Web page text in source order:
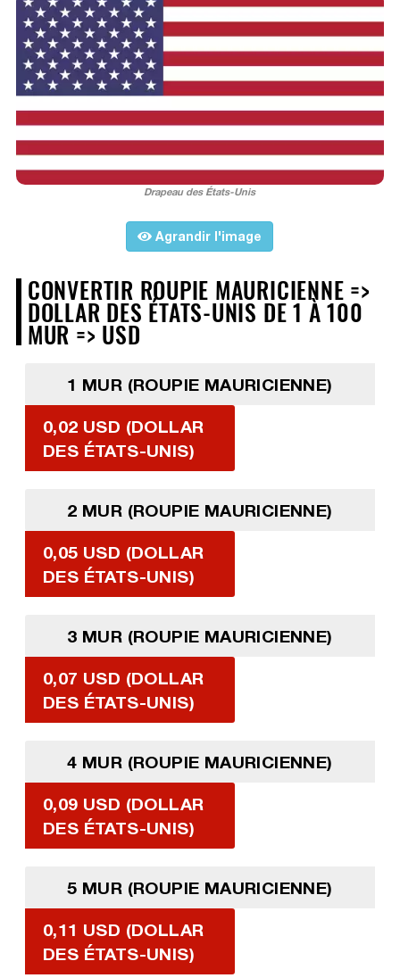
Drapeau des États-Unis
Agrandir l'image
CONVERTIR ROUPIE MAURICIENNE =>
DOLLAR DES ÉTATS-UNIS DE 1 À 100
MUR => USD
1 MUR (ROUPIE MAURICIENNE)
0,02 USD (DOLLAR
DES ÉTATS-UNIS)
2 MUR (ROUPIE MAURICIENNE)
0,05 USD (DOLLAR
DES ÉTATS-UNIS)
3 MUR (ROUPIE MAURICIENNE)
0,07 USD (DOLLAR
DES ÉTATS-UNIS)
4 MUR (ROUPIE MAURICIENNE)
0,09 USD (DOLLAR
DES ÉTATS-UNIS)
5 MUR (ROUPIE MAURICIENNE)
0,11 USD (DOLLAR
DES ÉTATS-UNIS)